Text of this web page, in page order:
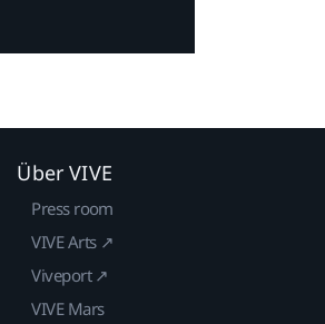
Über VIVE
Press room
VIVE Arts ↗
Viveport ↗
VIVE Mars